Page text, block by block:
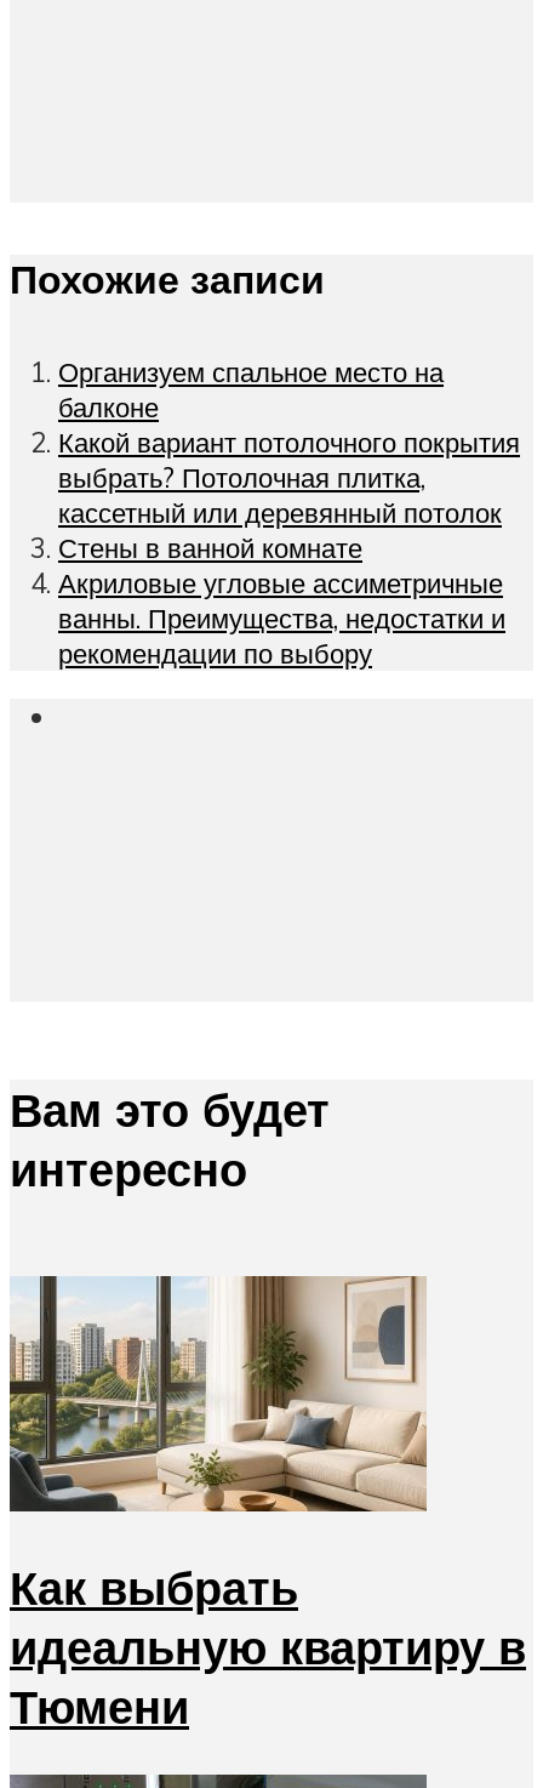
Похожие записи
Организуем спальное место на
балконе
Какой вариант потолочного покрытия
выбрать? Потолочная плитка,
кассетный или деревянный потолок
Стены в ванной комнате
Акриловые угловые ассиметричные
ванны. Преимущества, недостатки и
рекомендации по выбору
Вам это будет
интересно
Как выбрать
идеальную квартиру в
Тюмени